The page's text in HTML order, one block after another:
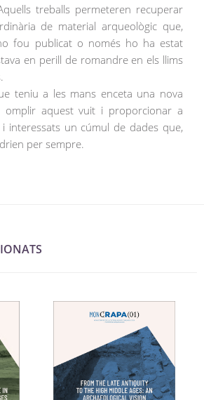
treballs permeteren recuperar
de material arqueològic que,
fou publicat o només ho ha estat
en perill de romandre en els llims
teniu a les mans enceta una nova
omplir aquest vuit i proporcionar a
interessats un cúmul de dades que,
per sempre.